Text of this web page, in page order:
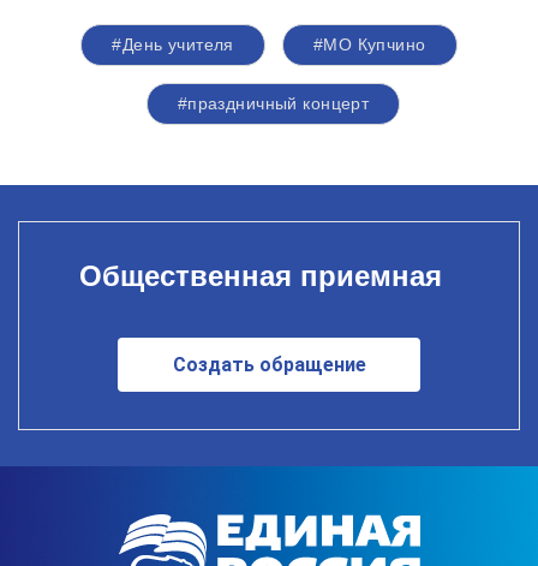
#День учителя #МО Купчино
#праздничный концерт
Общественная приемная
Создать обращение